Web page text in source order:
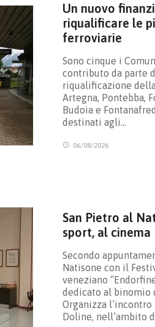
Un nuovo
riqualificare le
ferroviarie
Sono cinque i
contributo da parte
riqualificazione
Artegna, Pontebba,
Budoia e
destinati agli…
06/08/2026
San Pietro al
sport, al cinema
Secondo
Natisone con il
veneziano
dedicato al binomio
Organizza
Doline, nell’ambito